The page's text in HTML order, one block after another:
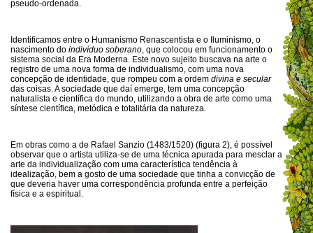
pseudo-ordenada.
Identificamos entre o Humanismo Renascentista e o Iluminismo, o
nascimento do indivíduo soberano, que colocou em funcionamento o
sistema social da Era Moderna. Este novo sujeito buscava na arte o
registro de uma nova forma de individualismo, com uma nova
concepção de identidade, que rompeu com a ordem divina e secular
das coisas. A sociedade que daí emerge, tem uma concepção
naturalista e científica do mundo, utilizando a obra de arte como uma
síntese científica, metódica e totalitária da natureza.
Em obras como a de Rafael Sanzio (1483/1520) (figura 2), é possível
observar que o artista utiliza-se de uma técnica apurada para mesclar a
arte da individualização com uma característica tendência à
idealização, bem a gosto de uma sociedade que tinha a convicção de
que deveria haver uma correspondência profunda entre a perfeição
física e a espiritual.